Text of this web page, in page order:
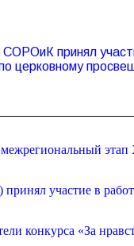
принял
церковному
участие в
конкурса «За